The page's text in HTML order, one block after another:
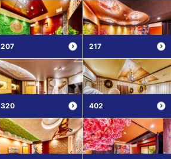
207 217
320 402